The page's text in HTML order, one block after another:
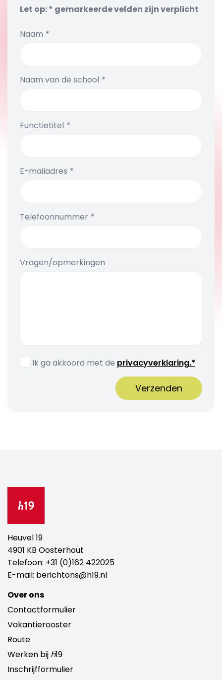
Let op: * gemarkeerde velden zijn verplicht
Naam
Naam van de school
Functietitel
E-mailadres
Telefoonnummer
Vragen/opmerkingen
Ik ga akkoord met de privacyverklaring.*
Verzenden
Heuvel 19
4901 KB Oosterhout
Telefoon: +31 (0)162 422025
E-mail: berichtons@h19.nl
Over ons
Contactformulier
Vakantierooster
Route
Werken bij h19
Inschrijfformulier